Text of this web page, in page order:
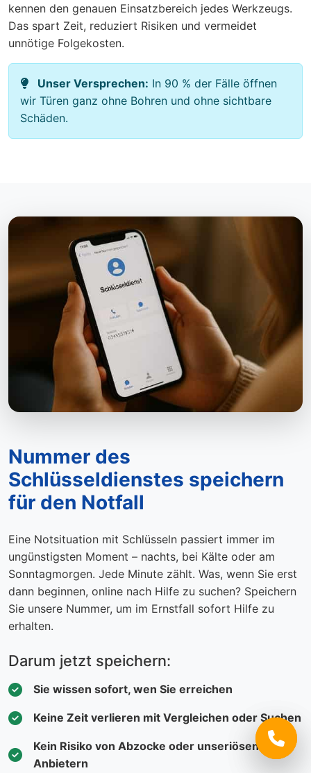
kennen den genauen Einsatzbereich jedes Werkzeugs.
Das spart Zeit, reduziert Risiken und vermeidet
unnötige Folgekosten.
Unser Versprechen: In 90 % der Fälle öffnen
wir Türen ganz ohne Bohren und ohne sichtbare
Schäden.
Nummer des
Schlüsseldienstes speichern
für den Notfall
Eine Notsituation mit Schlüsseln passiert immer im
ungünstigsten Moment – nachts, bei Kälte oder am
Sonntagmorgen. Jede Minute zählt. Was, wenn Sie erst
dann beginnen, online nach Hilfe zu suchen? Speichern
Sie unsere Nummer, um im Ernstfall sofort Hilfe zu
erhalten.
Darum jetzt speichern:
Sie wissen sofort, wen Sie erreichen
Keine Zeit verlieren mit Vergleichen oder Suchen
Kein Risiko von Abzocke oder unseriösen
Anbietern